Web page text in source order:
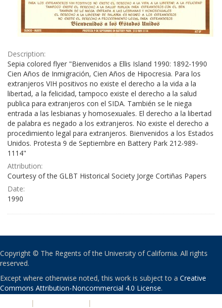
Description:
Sepia colored flyer "Bienvenidos a Ellis Island 1990: 1892-1990
Cien Años de Inmigración, Cien Años de Hipocresia. Para los
extranjeros VIH positivos no existe el derecho a la vida a la
libertad, a la felicidad, tampoco existe el derecho a la salud
publica para extranjeros con el SIDA. También se le niega
entrada a las lesbianas y homosexuales. El derecho a la libertad
de palabra es negado a los extranjeros. No existe el derecho a
procedimiento legal para extranjeros. Bienvenidos a los Estados
Unidos. Protesta 9 de Septiembre en Battery Park 212-989-
1114"
Attribution:
Courtesy of the GLBT Historical Society Jorge Cortiñas Papers
Date:
1990
Copyright © The Regents of the University of California. All rights
reserved.
Except where otherwise noted, this work is subject to a Creative
Commons Attribution-Noncommercial 4.0 License.
| |